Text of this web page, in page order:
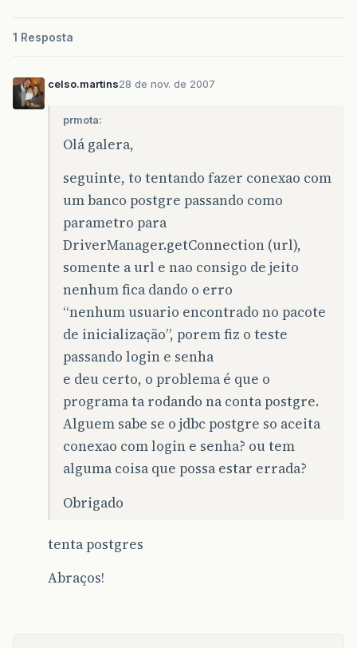
1 Resposta
celso.martins28 de nov. de 2007
prmota:
Olá galera,
seguinte, to tentando fazer conexao com
um banco postgre passando como
parametro para
DriverManager.getConnection (url),
somente a url e nao consigo de jeito
nenhum fica dando o erro
“nenhum usuario encontrado no pacote
de inicialização”, porem fiz o teste
passando login e senha
e deu certo, o problema é que o
programa ta rodando na conta postgre.
Alguem sabe se o jdbc postgre so aceita
conexao com login e senha? ou tem
alguma coisa que possa estar errada?
Obrigado
tenta postgres
Abraços!